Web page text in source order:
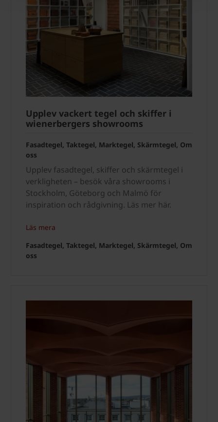
Upplev vackert tegel och skiffer i
wienerbergers showrooms
Fasadtegel, Taktegel, Marktegel, Skärmtegel, Om
oss
Upplev fasadtegel, skiffer och skärmtegel i
verkligheten – besök våra showrooms i
Stockholm, Göteborg och Malmö för
inspiration och rådgivning. Läs mer här.
Läs mera
Fasadtegel, Taktegel, Marktegel, Skärmtegel, Om
oss